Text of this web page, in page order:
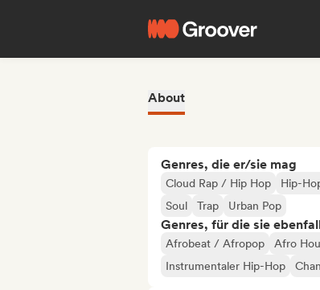
About
Genres, die er/sie mag
Cloud Rap / Hip Hop Hip-
Soul
Trap Urban Pop
Genres, für die sie
Afrobeat / Afropop Afro
Instrumentaler Hip-Hop